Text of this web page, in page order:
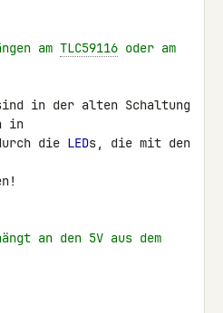
am TLC59116
in der alten Schaltung
in
die LED